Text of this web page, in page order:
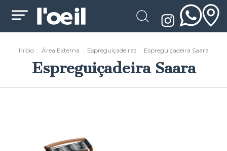
Início . Área Externa . Espreguiçadeiras . Espreguiçadeira Saara
Espreguiçadeira Saara